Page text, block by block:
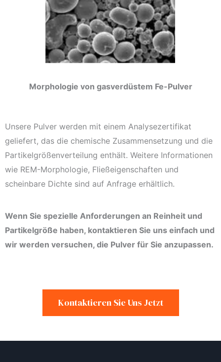
Morphologie von gasverdüstem Fe-Pulver
Unsere Pulver werden mit einem Analysezertifikat
geliefert, das die chemische Zusammensetzung und die
Partikelgrößenverteilung enthält. Weitere Informationen
wie REM-Morphologie, Fließeigenschaften und
scheinbare Dichte sind auf Anfrage erhältlich.
Wenn Sie spezielle Anforderungen an Reinheit und
Partikelgröße haben, kontaktieren Sie uns einfach und
wir werden versuchen, die Pulver für Sie anzupassen.
Kontaktieren Sie Uns Jetzt